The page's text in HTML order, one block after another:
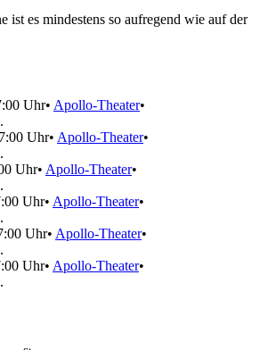
ist es mindestens so aufregend wie auf der
Uhr• Apollo-Theater•
Uhr• Apollo-Theater•
Uhr• Apollo-Theater•
Uhr• Apollo-Theater•
Uhr• Apollo-Theater•
Uhr• Apollo-Theater•